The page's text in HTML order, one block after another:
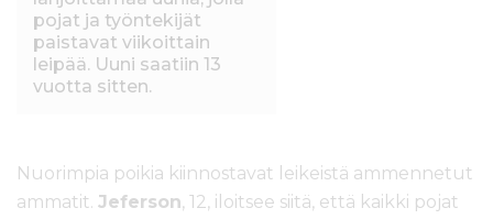
pojat ja työntekijät
paistavat viikoittain
leipää. Uuni saatiin 13
vuotta sitten.
Nuorimpia poikia kiinnostavat leikeistä ammennetut
ammatit. Jeferson, 12, iloitsee siitä, että kaikki pojat